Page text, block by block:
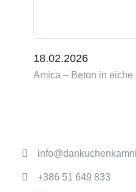
18.02.2026
Amica – Beton in eiche
+386 51 649 833